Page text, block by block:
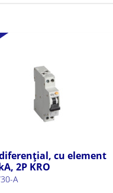
cu element
2P KRO
A